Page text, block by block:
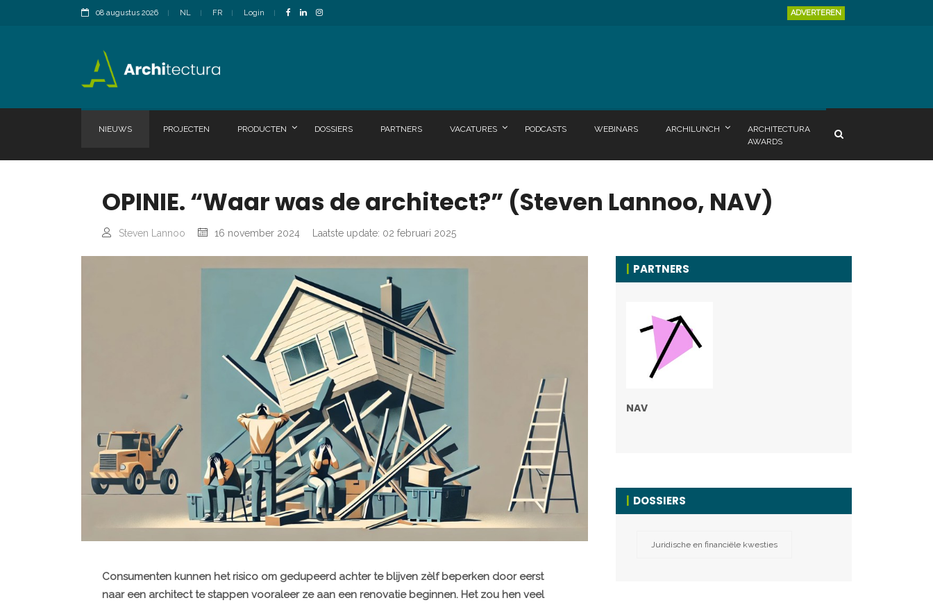
08 augustus 2026 NL FR Login ADVERTEREN
NIEUWS PROJECTEN PRODUCTEN DOSSIERS PARTNERS VACATURES PODCASTS WEBINARS ARCHILUNCH
ARCHITECTURA
AWARDS
OPINIE. “Waar was de architect?” (Steven Lannoo, NAV)
Steven Lannoo 16 november 2024 Laatste update: 02 februari 2025
Consumenten kunnen het risico om gedupeerd achter te blijven zèlf beperken door eerst
naar een architect te stappen vooraleer ze aan een renovatie beginnen. Het zou hen veel
PARTNERS
NAV
DOSSIERS
Juridische en financiële kwesties